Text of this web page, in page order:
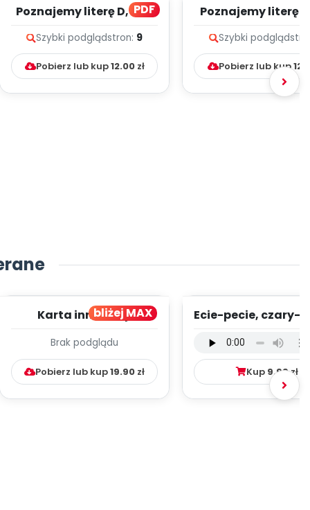
PDF
Poznajemy literę D, cz. 1
Szybki podglądstron: 9
Pobierz lub kup12.00zł
Poznajemy literę E,
Szybki podgląd
Pobierz lub kup
bliżej MAX
Karta innowacji
Kumpelkowo
Brak podglądu
Pobierz lub kup19.90 zł
Ecie-pecie, czary-
mp3)
Kup 9.99zł